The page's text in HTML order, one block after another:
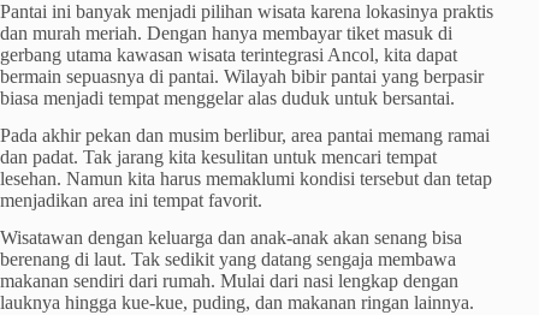
Pantai ini banyak menjadi pilihan wisata karena lokasinya praktis
dan murah meriah. Dengan hanya membayar tiket masuk di
gerbang utama kawasan wisata terintegrasi Ancol, kita dapat
bermain sepuasnya di pantai. Wilayah bibir pantai yang berpasir
biasa menjadi tempat menggelar alas duduk untuk bersantai.
Pada akhir pekan dan musim berlibur, area pantai memang ramai
dan padat. Tak jarang kita kesulitan untuk mencari tempat
lesehan. Namun kita harus memaklumi kondisi tersebut dan tetap
menjadikan area ini tempat favorit.
Wisatawan dengan keluarga dan anak-anak akan senang bisa
berenang di laut. Tak sedikit yang datang sengaja membawa
makanan sendiri dari rumah. Mulai dari nasi lengkap dengan
lauknya hingga kue-kue, puding, dan makanan ringan lainnya.